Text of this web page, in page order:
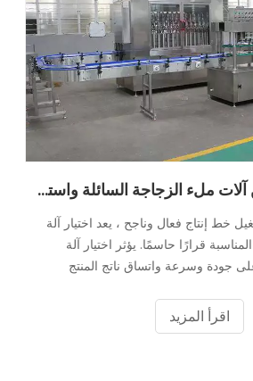
أفضل 5 أنواع من آلات ملء الزجاجة السائلة واستخداماتها
خط إنتاج فعال وناجح ، يعد اختيار آلة
قرارًا حاسمًا. يؤثر اختيار آلة
جودة وسرعة واتساق ناتج المنتج
ملء الزجاجة السائلة للتعامل مع لزوجات
ومعدلات الإنتاج ، والتي تلبي
اقرأ المزيد